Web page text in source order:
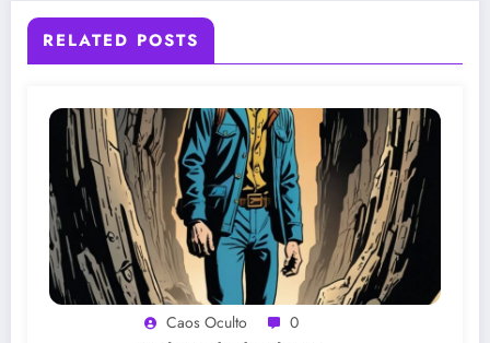
RELATED POSTS
Caos Oculto 0